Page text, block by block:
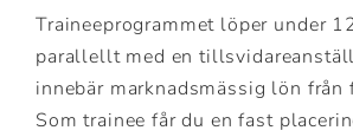
Traineeprogrammet löper under
parallellt med en
innebär marknadsmässig lön från
Som trainee får du en fast